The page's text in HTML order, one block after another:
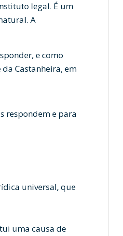
legal. É um
A
e como
Castanheira, em
respondem e para
universal, que
uma causa de